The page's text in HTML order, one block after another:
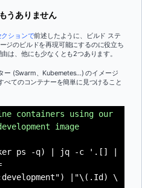
うありません
ションで前述したように、ビルド ステ
ジのビルドを再現可能にするのに役立ち
は、他にも少なくとも2つあります。
ー (Swarm、Kubernetes...) のイメージ
べてのコンテナーを簡単に見つけること
containers using our
image
ps -q) | jq -c '.[] |
|"\(.Id) \